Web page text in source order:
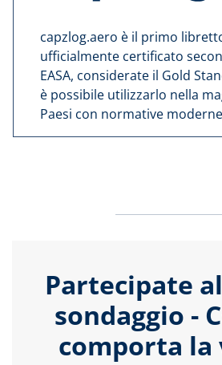
capzlog.aero è il primo
ufficialmente certificato
EASA, considerate il Gold
è possibile utilizzarlo nella
Paesi con normative
Partecipate
sondaggio -
comporta la